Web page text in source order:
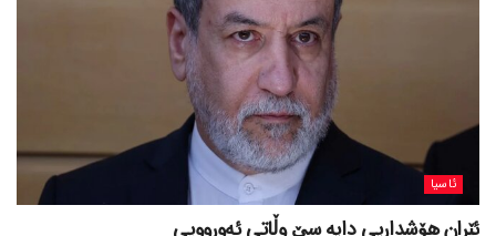
ئاسیا
ئێران هۆشداریی دایە سێ وڵاتی ئەورووپی